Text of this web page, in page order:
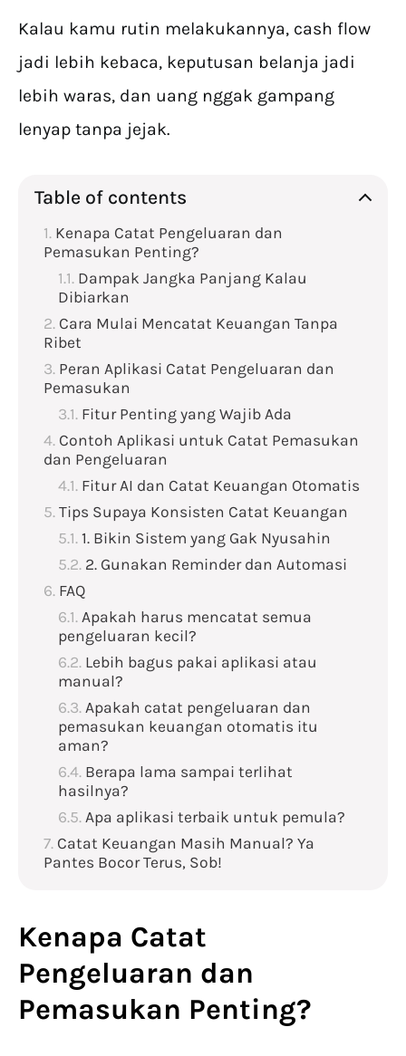
Kalau kamu rutin melakukannya, cash flow
jadi lebih kebaca, keputusan belanja jadi
lebih waras, dan uang nggak gampang
lenyap tanpa jejak.
Table of contents
Kenapa Catat Pengeluaran dan
Pemasukan Penting?
Dampak Jangka Panjang Kalau
Dibiarkan
Cara Mulai Mencatat Keuangan Tanpa
Ribet
Peran Aplikasi Catat Pengeluaran dan
Pemasukan
Fitur Penting yang Wajib Ada
Contoh Aplikasi untuk Catat Pemasukan
dan Pengeluaran
Fitur AI dan Catat Keuangan Otomatis
Tips Supaya Konsisten Catat Keuangan
1. Bikin Sistem yang Gak Nyusahin
2. Gunakan Reminder dan Automasi
FAQ
Apakah harus mencatat semua
pengeluaran kecil?
Lebih bagus pakai aplikasi atau
manual?
Apakah catat pengeluaran dan
pemasukan keuangan otomatis itu
aman?
Berapa lama sampai terlihat
hasilnya?
Apa aplikasi terbaik untuk pemula?
Catat Keuangan Masih Manual? Ya
Pantes Bocor Terus, Sob!
Kenapa Catat
Pengeluaran dan
Pemasukan Penting?